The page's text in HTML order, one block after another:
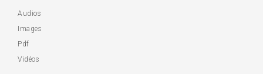
Audios
Images
Pdf
Vidéos